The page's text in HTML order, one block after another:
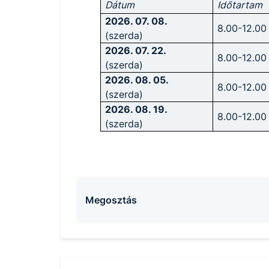
Dátum
Időtartam
2026. 07. 08.
(szerda)
8.00-12.00
2026. 07. 22.
(szerda)
8.00-12.00
2026. 08. 05.
(szerda)
8.00-12.00
2026. 08. 19.
(szerda)
8.00-12.00
Megosztás